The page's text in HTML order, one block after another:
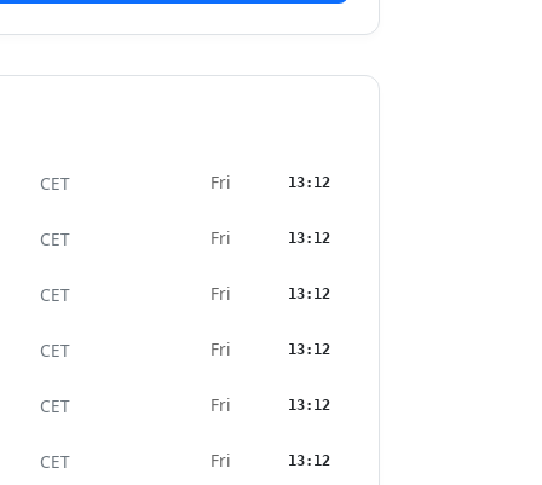
CET Fri 13:12
CET Fri 13:12
CET Fri 13:12
CET Fri 13:12
CET Fri 13:12
CET Fri 13:12